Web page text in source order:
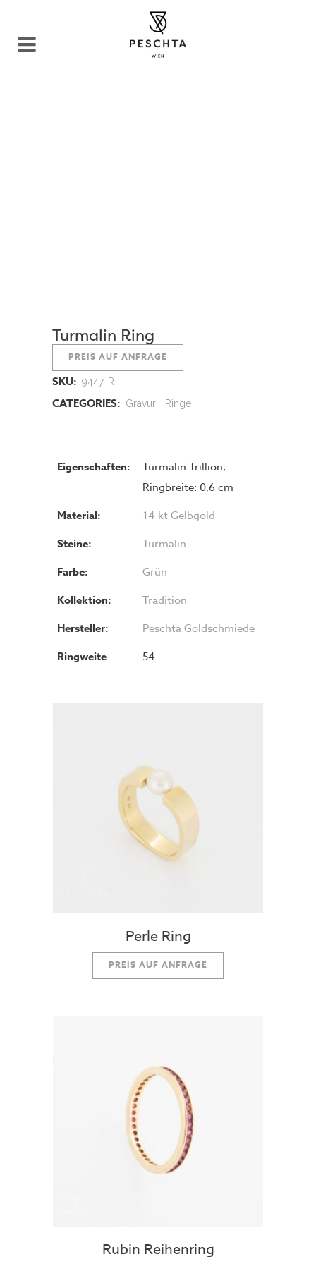
Turmalin Ring
PREIS AUF ANFRAGE
SKU: 9447-R
CATEGORIES: Gravur Ringe
Eigenschaften:
Turmalin Trillion,
Ringbreite: 0,6 cm
Material: 14 kt Gelbgold
Steine: Turmalin
Farbe: Grün
Kollektion: Tradition
Hersteller: Peschta Goldschmiede
Ringweite 54
Perle Ring
PREIS AUF ANFRAGE
Rubin Reihenring